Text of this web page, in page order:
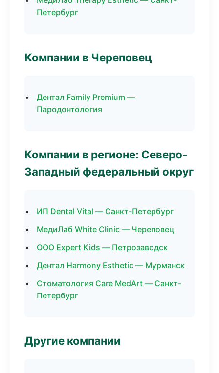
Петербург
Компании в Череповец
Дентал Family Premium —
Пародонтология
Компании в регионе: Северо-
Западный федеральный округ
ИП Dental Vital — Санкт-Петербург
МедиЛаб White Clinic — Череповец
ООО Expert Kids — Петрозаводск
Дентал Harmony Esthetic — Мурманск
Стоматология Care MedArt — Санкт-
Петербург
Другие компании